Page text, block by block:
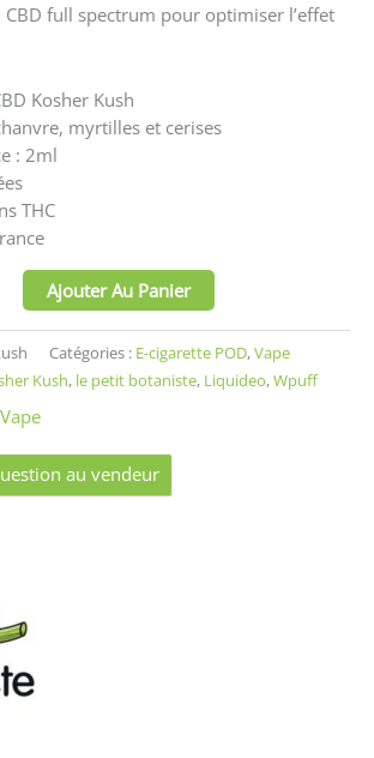
CBD full spectrum pour optimiser l’effet
Kosher Kush
myrtilles et cerises
: 2ml
THC
Ajouter Au Panier
Catégories : E-cigarette POD,Vape
Kush, le petit botaniste, Liquideo,Wpuff
Vape
au vendeur